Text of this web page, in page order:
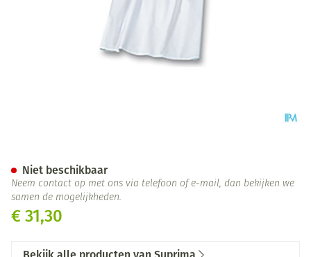
€ 31,30
Niet beschikbaar
Neem contact op met ons via telefoon of e-mail, dan bekijken we
samen de mogelijkheden.